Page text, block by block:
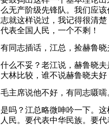
么无产阶级先锋队。我们应
志就这样说过，我记得很清
代表全国人民，一个不剩！
有同志插话，江总，捡赫鲁
什么不妥？老江说，赫鲁晓
大林比较，谁不说赫鲁晓夫好
毛主席说他不好，有同志嗫嚅
是吗？江总略微呻吟一下。
人民。要代表中华民族。要